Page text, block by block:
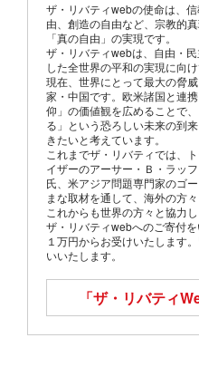
ザ・リバティwebの使命は、
由、創造の自由など、宗教的
「真の自由」の実現です。
ザ・リバティwebは、自由・
した全世界の平和の実現に向
現在、世界にとって最大の脅
家・中国です。欧米諸国と連
仰」の価値観を広めることで
る」という恐ろしい未来の到
きたいと考えています。
これまでザ・リバティでは、
イザーのアーサー・Ｂ・ラッ
氏、米アジア問題専門家のゴ
まな取材を通して、海外の方
これからも世界の方々と協力
ザ・リバティwebへのご寄付
１万円からお受けいたします
いいたします。
「ザ・リバティ